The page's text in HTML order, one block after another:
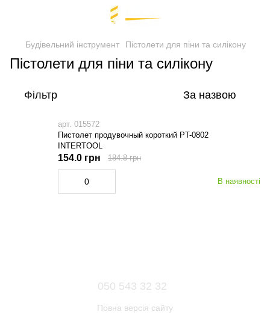
Будівельний інструмент Пістолети для піни та силікону
Пістолети для піни та силікону
Фільтр За назвою
арт. 015572
Пистолет продувочный короткий PT-0802
INTERTOOL
В наявності
154.0 грн 184.8 грн
050 543 32 32
Повна версія сайту